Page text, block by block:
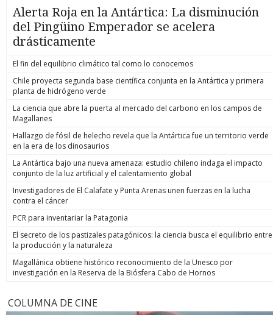
Alerta Roja en la Antártica: La disminución
del Pingüino Emperador se acelera
drásticamente
El fin del equilibrio climático tal como lo conocemos
Chile proyecta segunda base científica conjunta en la Antártica y primera
planta de hidrógeno verde
La ciencia que abre la puerta al mercado del carbono en los campos de
Magallanes
Hallazgo de fósil de helecho revela que la Antártica fue un territorio verde
en la era de los dinosaurios
La Antártica bajo una nueva amenaza: estudio chileno indaga el impacto
conjunto de la luz artificial y el calentamiento global
Investigadores de El Calafate y Punta Arenas unen fuerzas en la lucha
contra el cáncer
PCR para inventariar la Patagonia
El secreto de los pastizales patagónicos: la ciencia busca el equilibrio entre
la producción y la naturaleza
Magallánica obtiene histórico reconocimiento de la Unesco por
investigación en la Reserva de la Biósfera Cabo de Hornos
COLUMNA DE CINE